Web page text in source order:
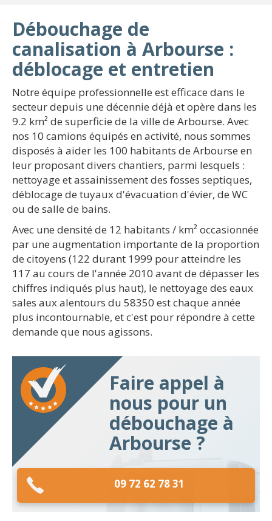
Débouchage de
canalisation à Arbourse :
déblocage et entretien
Notre équipe professionnelle est efficace dans le
secteur depuis une décennie déjà et opère dans les
9.2 km² de superficie de la ville de Arbourse. Avec
nos 10 camions équipés en activité, nous sommes
disposés à aider les 100 habitants de Arbourse en
leur proposant divers chantiers, parmi lesquels :
nettoyage et assainissement des fosses septiques,
déblocage de tuyaux d'évacuation d'évier, de WC
ou de salle de bains.
Avec une densité de 12 habitants / km² occasionnée
par une augmentation importante de la proportion
de citoyens (122 durant 1999 pour atteindre les
117 au cours de l'année 2010 avant de dépasser les
chiffres indiqués plus haut), le nettoyage des eaux
sales aux alentours du 58350 est chaque année
plus incontournable, et c'est pour répondre à cette
demande que nous agissons.
Faire appel à
nous pour un
débouchage à
Arbourse ?
09 72 62 78 31